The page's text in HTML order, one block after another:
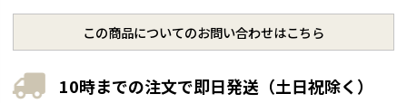
10時までの注文で即日発送（土日祝除く）
この商品についてのお問い合わせはこちら